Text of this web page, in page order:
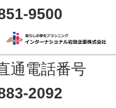
9500
通電話番号
2092